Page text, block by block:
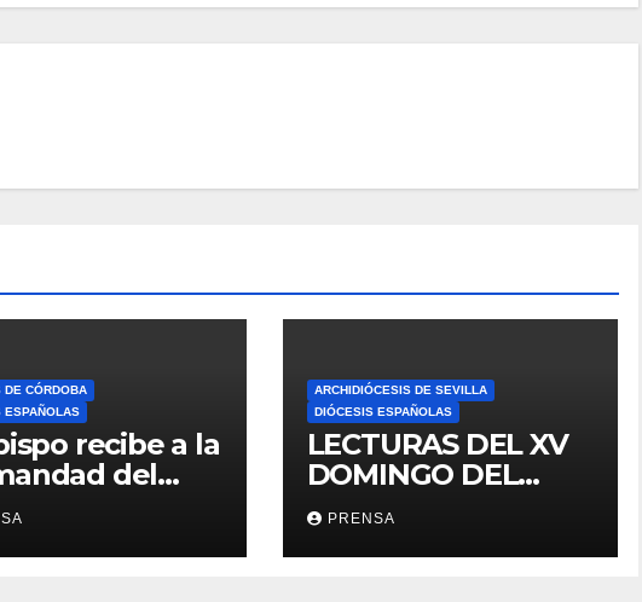
DE CÓRDOBA
ESPAÑOLAS
recibe a la
del
ARCHIDIÓCESIS DE SEVILLA
DIÓCESIS ESPAÑOLAS
LECTURAS DEL XV
DOMINGO DEL
TIEMPO
ORDINARIO (A)
PRENSA